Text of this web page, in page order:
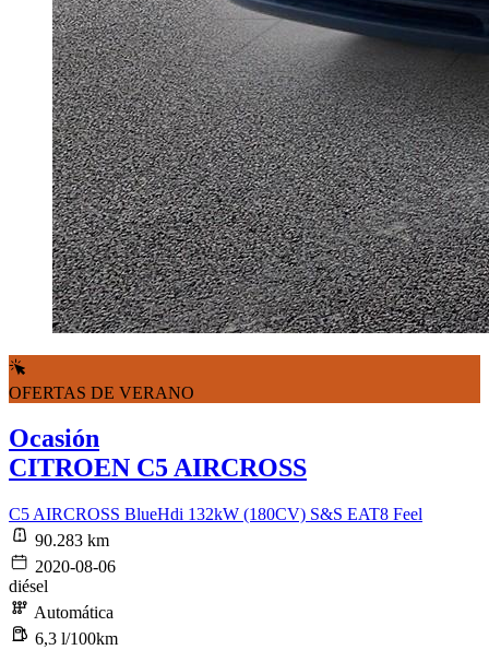
OFERTAS DE VERANO
Ocasión
CITROEN C5 AIRCROSS
C5 AIRCROSS BlueHdi 132kW (180CV) S&S EAT8 Feel
90.283 km
2020-08-06
diésel
Automática
6,3 l/100km